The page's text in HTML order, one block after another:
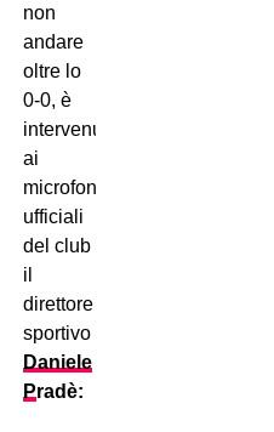
non
andare
oltre lo
0-0, è
intervenuto
ai
microfoni
ufficiali
del club
il
direttore
sportivo
Daniele
Pradè: